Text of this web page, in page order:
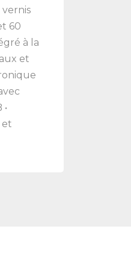
60
à la
et
et